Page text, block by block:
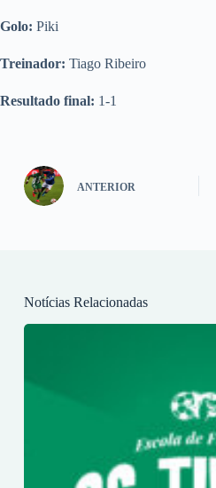
Golo: Piki
Treinador: Tiago Ribeiro
Resultado final: 1-1
ANTERIOR
Notícias Relacionadas